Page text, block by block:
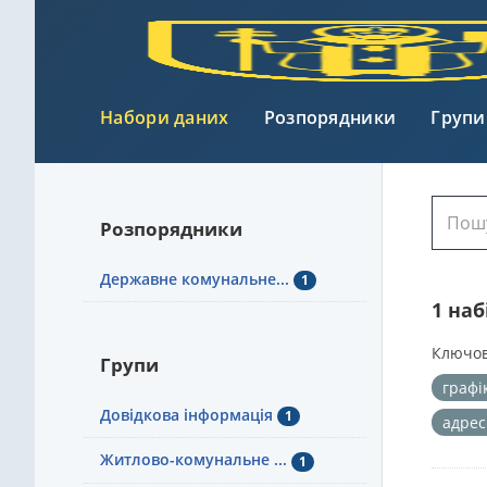
Набори даних Розпорядники Групи
Розпорядники
Державне комунальне... 1
Групи
Довідкова інформація 1
Житлово-комунальне ... 1
1